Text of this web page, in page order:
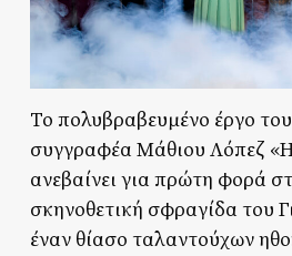
Το πολυβραβευμένο έργο
συγγραφέα Μάθιου Λόπεζ
ανεβαίνει για πρώτη φορά
σκηνοθετική σφραγίδα του
έναν θίασο ταλαντούχων